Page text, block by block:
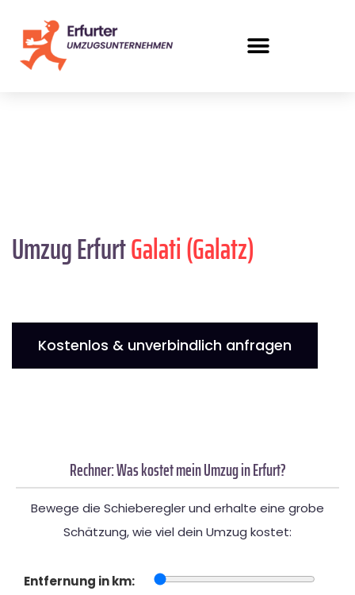
Umzug ErfurtGalati (Galatz)
Kostenlos & unverbindlich anfragen
Rechner: Was kostet mein Umzug in Erfurt?
Bewege die Schieberegler und erhalte eine grobe
Schätzung, wie viel dein Umzug kostet:
Entfernung in km: